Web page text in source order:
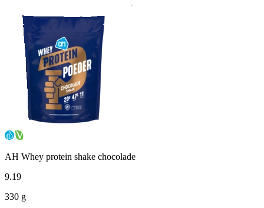
AH Whey protein shake chocolade
9.19
330 g